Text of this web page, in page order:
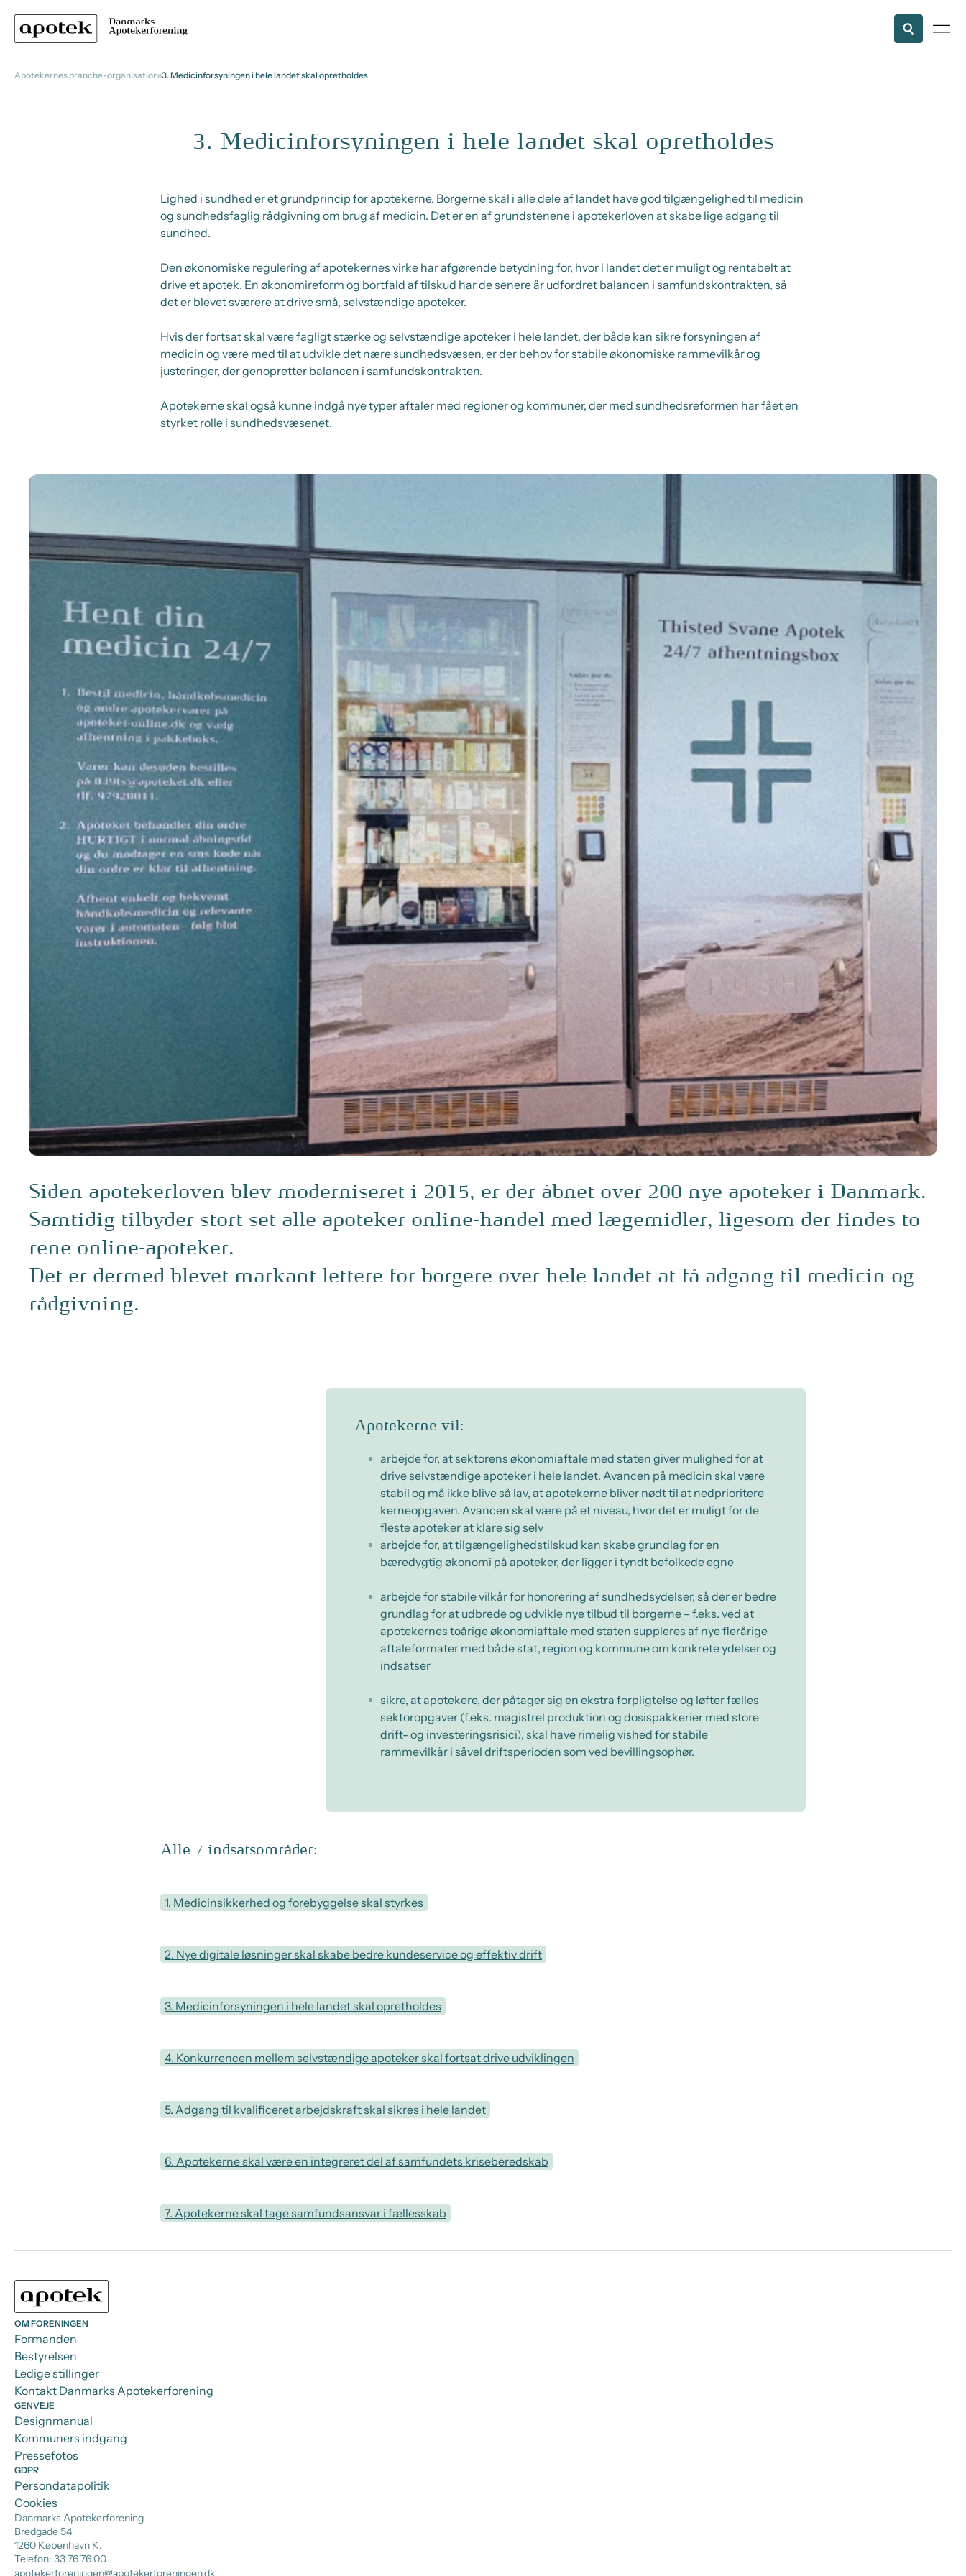
Apotekernes branche-organisation 3. Medicinforsyningen i hele landet skal opretholdes
3. Medicinforsyningen i hele landet skal opretholdes
Lighed i sundhed er et grundprincip for apotekerne. Borgerne skal i alle dele af landet have god tilgængelighed til medicin
og sundhedsfaglig rådgivning om brug af medicin. Det er en af grundstenene i apotekerloven at skabe lige adgang til
sundhed.
Den økonomiske regulering af apotekernes virke har afgørende betydning for, hvor i landet det er muligt og rentabelt at
drive et apotek. En økonomireform og bortfald af tilskud har de senere år udfordret balancen i samfundskontrakten, så
det er blevet sværere at drive små, selvstændige apoteker.
Hvis der fortsat skal være fagligt stærke og selvstændige apoteker i hele landet, der både kan sikre forsyningen af
medicin og være med til at udvikle det nære sundhedsvæsen, er der behov for stabile økonomiske rammevilkår og
justeringer, der genopretter balancen i samfundskontrakten.
Apotekerne skal også kunne indgå nye typer aftaler med regioner og kommuner, der med sundhedsreformen har fået en
styrket rolle i sundhedsvæsenet.
Siden apotekerloven blev moderniseret i 2015, er der åbnet over 200 nye apoteker i Danmark.
Samtidig tilbyder stort set alle apoteker online-handel med lægemidler, ligesom der findes to
rene online-apoteker.
Det er dermed blevet markant lettere for borgere over hele landet at få adgang til medicin og
rådgivning.
Apotekerne vil:
arbejde for, at sektorens økonomiaftale med staten giver mulighed for at
drive selvstændige apoteker i hele landet. Avancen på medicin skal være
stabil og må ikke blive så lav, at apotekerne bliver nødt til at nedprioritere
kerneopgaven. Avancen skal være på et niveau, hvor det er muligt for de
fleste apoteker at klare sig selv
arbejde for, at tilgængelighedstilskud kan skabe grundlag for en
bæredygtig økonomi på apoteker, der ligger i tyndt befolkede egne
arbejde for stabile vilkår for honorering af sundhedsydelser, så der er bedre
grundlag for at udbrede og udvikle nye tilbud til borgerne – f.eks. ved at
apotekernes toårige økonomiaftale med staten suppleres af nye flerårige
aftaleformater med både stat, region og kommune om konkrete ydelser og
indsatser
sikre, at apotekere, der påtager sig en ekstra forpligtelse og løfter fælles
sektoropgaver (f.eks. magistrel produktion og dosispakkerier med store
drift- og investeringsrisici), skal have rimelig vished for stabile
rammevilkår i såvel driftsperioden som ved bevillingsophør.
Alle 7 indsatsområder:
1. Medicinsikkerhed og forebyggelse skal styrkes
2. Nye digitale løsninger skal skabe bedre kundeservice og effektiv drift
3. Medicinforsyningen i hele landet skal opretholdes
4. Konkurrencen mellem selvstændige apoteker skal fortsat drive udviklingen
5. Adgang til kvalificeret arbejdskraft skal sikres i hele landet
6. Apotekerne skal være en integreret del af samfundets kriseberedskab
7. Apotekerne skal tage samfundsansvar i fællesskab
Danmarks Apotekerforening
Bredgade 54
1260 København K.
Telefon: 33 76 76 00
apotekerforeningen@apotekerforeningen.dk
OM FORENINGEN
Formanden
Bestyrelsen
Ledige stillinger
Kontakt Danmarks Apotekerforening
GENVEJE
Designmanual
Kommuners indgang
Pressefotos
GDPR
Persondatapolitik
Cookies